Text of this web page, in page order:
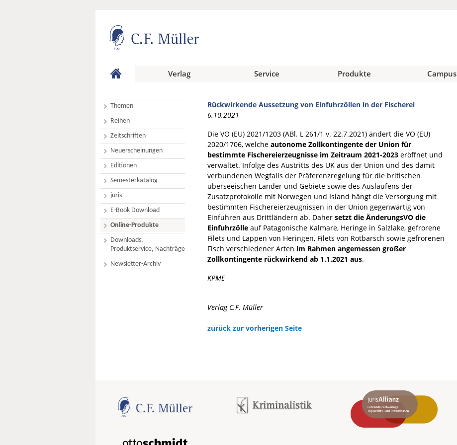
Verlag Service Produkte Campus
Themen
Reihen
Zeitschriften
Neuerscheinungen
Editionen
Semesterkatalog
juris
E-Book Download
Online-Produkte
Downloads,
Produktservice, Nachträge
Newsletter-Archiv
Rückwirkende Aussetzung von Einfuhrzöllen in der Fischerei
6.10.2021
Die VO (EU) 2021/1203 (ABl. L 261/1 v. 22.7.2021) ändert die VO (EU)
2020/1706, welche autonome Zollkontingente der Union für
bestimmte Fischereierzeugnisse im Zeitraum 2021-2023 eröffnet und
verwaltet. Infolge des Austritts des UK aus der Union und des damit
verbundenen Wegfalls der Präferenzregelung für die britischen
überseeischen Länder und Gebiete sowie des Auslaufens der
Zusatzprotokolle mit Norwegen und Island hängt die Versorgung mit
bestimmten Fischereierzeugnissen in der Union gegenwärtig von
Einfuhren aus Drittländern ab. Daher setzt die ÄnderungsVO die
Einfuhrzölle auf Patagonische Kalmare, Heringe in Salzlake, gefrorene
Filets und Lappen von Heringen, Filets von Rotbarsch sowie gefrorenen
Fisch verschiedener Arten im Rahmen angemessen großer
Zollkontingente rückwirkend ab 1.1.2021 aus.
KPME
Verlag C.F. Müller
zurück zur vorherigen Seite